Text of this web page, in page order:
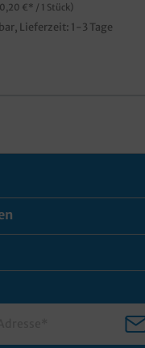
€* / 1 Stück)
Lieferzeit: 1-3 Tage